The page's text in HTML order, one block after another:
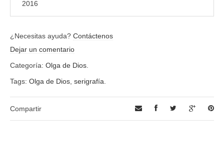
2016
¿Necesitas ayuda? Contáctenos
Dejar un comentario
Categoría: Olga de Dios
Tags: Olga de Dios serigrafía
Compartir